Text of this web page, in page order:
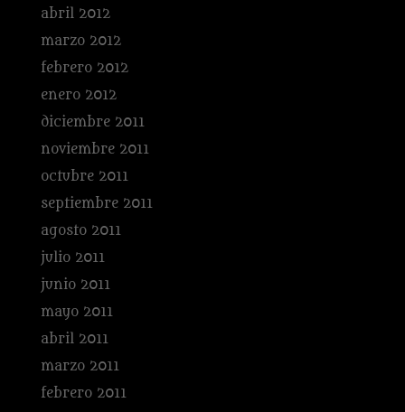
abril 2012
marzo 2012
febrero 2012
enero 2012
diciembre 2011
noviembre 2011
octubre 2011
septiembre 2011
agosto 2011
julio 2011
junio 2011
mayo 2011
abril 2011
marzo 2011
febrero 2011